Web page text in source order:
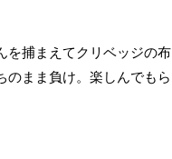
を捕まえてクリベッジの布
のまま負け。楽しんでもら